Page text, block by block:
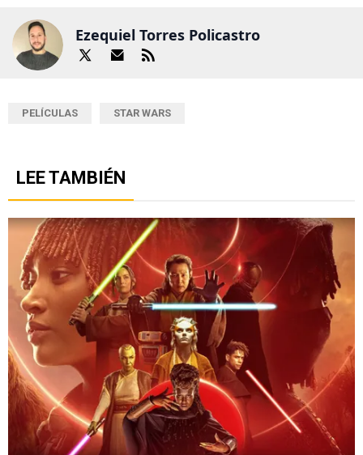
Ezequiel Torres Policastro
PELÍCULAS STAR WARS
LEE TAMBIÉN